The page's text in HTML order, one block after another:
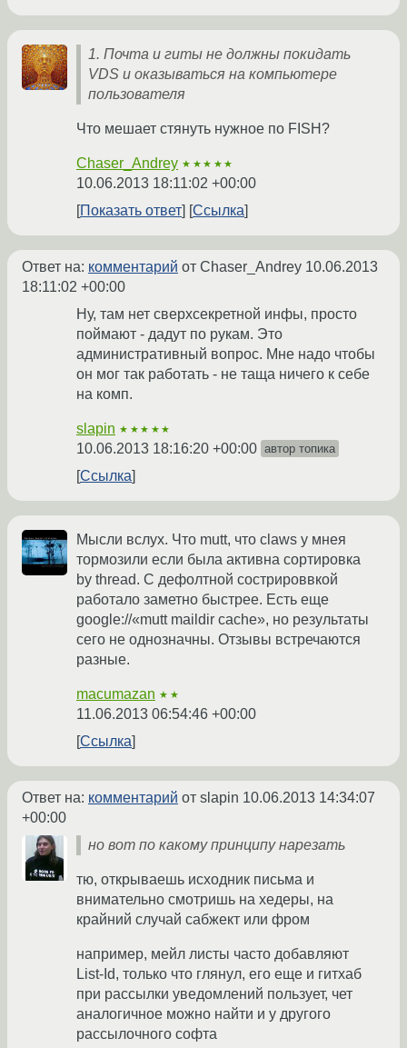
1. Почта и гиты не должны покидать
VDS и оказываться на компьютере
пользователя
Что мешает стянуть нужное по FISH?
Chaser_Andrey ★★★★★
10.06.2013 18:11:02 +00:00
Показать ответ
Ссылка
Ответ на: комментарий от Chaser_Andrey 10.06.2013
18:11:02 +00:00
Ну, там нет сверхсекретной инфы, просто
поймают - дадут по рукам. Это
административный вопрос. Мне надо чтобы
он мог так работать - не таща ничего к себе
на комп.
slapin ★★★★★
10.06.2013 18:16:20 +00:00 автор топика
Ссылка
Мысли вслух. Что mutt, что claws у мнея
тормозили если была активна сортировка
by thread. С дефолтной сострироввкой
работало заметно быстрее. Есть еще
google://«mutt maildir cache», но результаты
сего не однозначны. Отзывы встречаются
разные.
macumazan ★★
11.06.2013 06:54:46 +00:00
Ссылка
Ответ на: комментарий от slapin 10.06.2013 14:34:07
+00:00
но вот по какому принципу нарезать
тю, открываешь исходник письма и
внимательно смотришь на хедеры, на
крайний случай сабжект или фром
например, мейл листы часто добавляют
List-Id, только что глянул, его еще и гитхаб
при рассылки уведомлений пользует, чет
аналогичное можно найти и у другого
рассылочного софта